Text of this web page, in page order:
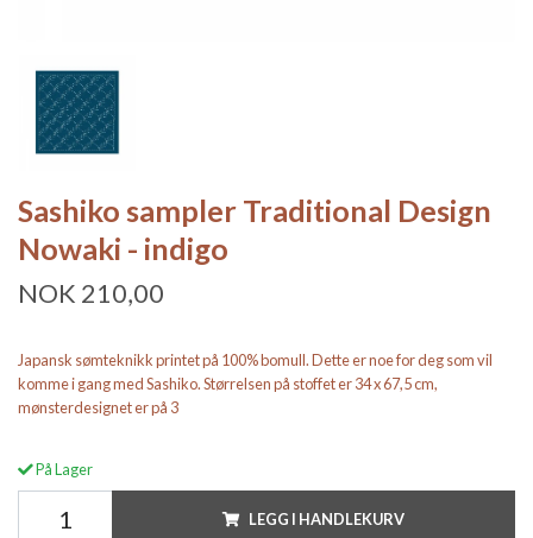
Sashiko sampler Traditional Design
Nowaki - indigo
NOK 210,00
Japansk sømteknikk printet på 100% bomull. Dette er noe for deg som vil
komme i gang med Sashiko. Størrelsen på stoffet er 34 x 67,5 cm,
mønsterdesignet er på 3
På Lager
LEGG I HANDLEKURV